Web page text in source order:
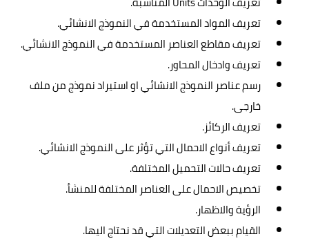
تعريف المواد المستخدمة في النموذج الانشائي.
تعريف مقاطع العناصر المستخدمة في النموذج الانشائي.
تعريف وادخال المحاور.
رسم عناصر النموذج الانشائي او استيراد نموذج من ملف
خارجى.
تعريف الركائز.
تعريف أنواع الاحمال التي تؤثر على النموذج الانشائي.
تعريف حالات التحميل المختلفة.
تخصيص الاحمال على العناصر المختلفة للمنشأ.
الرؤية والاظهار.
القيام ببعض التعديلات التي قد نحتاج اليها.